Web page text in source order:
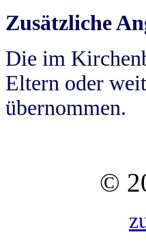
Zusätzliche
Die im
Eltern oder
übernommen.
©